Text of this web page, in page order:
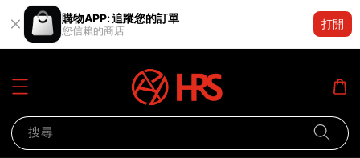
購物APP: 追蹤您的訂單
您信賴的商店
打開
搜尋